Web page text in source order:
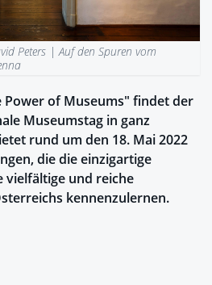
Peters |Auf den Spuren vom
of Museums" findet der
Museumstag in ganz
rund um den 18. Mai 2022
die die einzigartige
vielfältige und reiche
kennenzulernen.